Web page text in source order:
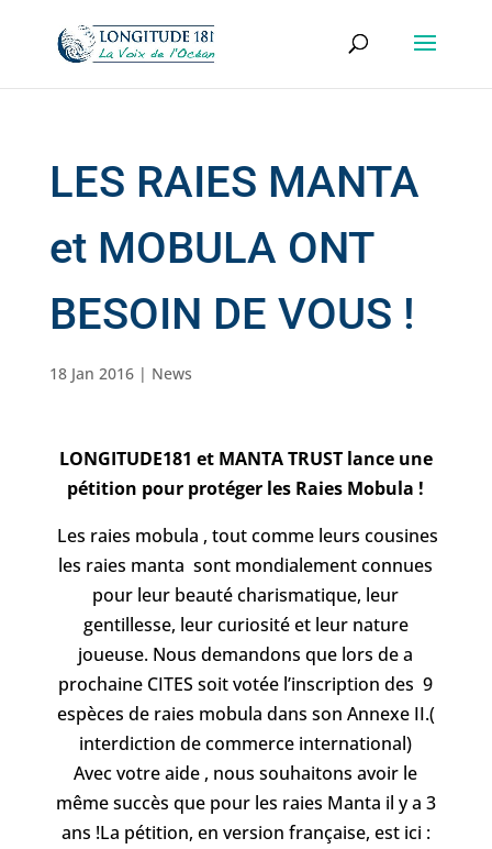
LES RAIES MANTA
et MOBULA ONT
BESOIN DE VOUS !
18 Jan 2016| News
LONGITUDE181 et MANTA TRUST lance une
pétition pour protéger les Raies Mobula !
Les raies mobula , tout comme leurs cousines
les raies manta sont mondialement connues
pour leur beauté charismatique, leur
gentillesse, leur curiosité et leur nature
joueuse. Nous demandons que lors de a
prochaine CITES soit votée l’inscription des 9
espèces de raies mobula dans son Annexe II.(
interdiction de commerce international)
Avec votre aide , nous souhaitons avoir le
même succès que pour les raies Manta il y a 3
ans !La pétition, en version française, est ici :